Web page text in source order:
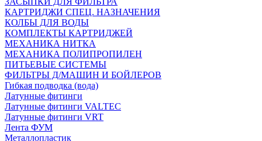
КАРТРИДЖИ СПЕЦ. НАЗНАЧЕНИЯ
КОЛБЫ ДЛЯ ВОДЫ
КОМПЛЕКТЫ КАРТРИДЖЕЙ
МЕХАНИКА НИТКА
МЕХАНИКА ПОЛИПРОПИЛЕН
ПИТЬЕВЫЕ СИСТЕМЫ
ФИЛЬТРЫ Д/МАШИН И БОЙЛЕРОВ
Гибкая подводка (вода)
Латунные фитинги
Латунные фитинги VALTEC
Латунные фитинги VRT
Лента ФУМ
Металлопластик